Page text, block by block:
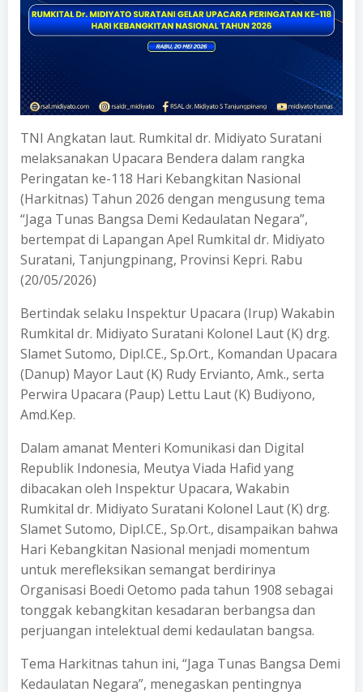
TNI Angkatan laut. Rumkital dr. Midiyato Suratani
melaksanakan Upacara Bendera dalam rangka
Peringatan ke-118 Hari Kebangkitan Nasional
(Harkitnas) Tahun 2026 dengan mengusung tema
“Jaga Tunas Bangsa Demi Kedaulatan Negara”,
bertempat di Lapangan Apel Rumkital dr. Midiyato
Suratani, Tanjungpinang, Provinsi Kepri. Rabu
(20/05/2026)
Bertindak selaku Inspektur Upacara (Irup) Wakabin
Rumkital dr. Midiyato Suratani Kolonel Laut (K) drg.
Slamet Sutomo, Dipl.CE., Sp.Ort., Komandan Upacara
(Danup) Mayor Laut (K) Rudy Ervianto, Amk., serta
Perwira Upacara (Paup) Lettu Laut (K) Budiyono,
Amd.Kep.
Dalam amanat Menteri Komunikasi dan Digital
Republik Indonesia, Meutya Viada Hafid yang
dibacakan oleh Inspektur Upacara, Wakabin
Rumkital dr. Midiyato Suratani Kolonel Laut (K) drg.
Slamet Sutomo, Dipl.CE., Sp.Ort., disampaikan bahwa
Hari Kebangkitan Nasional menjadi momentum
untuk merefleksikan semangat berdirinya
Organisasi Boedi Oetomo pada tahun 1908 sebagai
tonggak kebangkitan kesadaran berbangsa dan
perjuangan intelektual demi kedaulatan bangsa.
Tema Harkitnas tahun ini, “Jaga Tunas Bangsa Demi
Kedaulatan Negara”, menegaskan pentingnya